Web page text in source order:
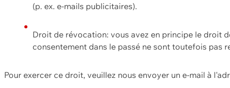
(p. ex. e-mails publicitaires).
Droit de révocation: vous avez en principe le droit
consentement dans le passé ne sont toutefois pas
Pour exercer ce droit, veuillez nous envoyer un e-mail à